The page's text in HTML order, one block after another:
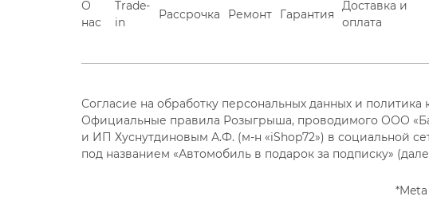
О
нас
Trade-
in
Рассрочка Ремонт Гарантия
Доставка и
оплата
Согласие на обработку персональных данных и
Официальные правила Розыгрыша, проводимого ООО
и ИП Хуснутдиновым А.Ф. (м-н «iShop72») в социальной
под названием «Автомобиль в подарок за подписку»